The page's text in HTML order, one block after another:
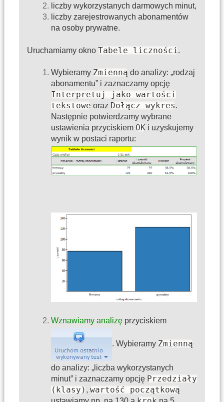
liczby wykorzystanych darmowych minut,
liczby zarejestrowanych abonamentów
na osoby prywatne.
Uruchamiamy okno Tabele liczności .
Wybieramy Zmienną do analizy: „rodzaj
abonamentu” i zaznaczamy opcję
Interpretuj jako wartości
tekstowe oraz Dołącz wykres.
Następnie potwierdzamy wybrane
ustawienia przyciskiem OK i uzyskujemy
wynik w postaci raportu:
Wznawiamy analizęprzyciskiem
. Wybieramy Zmienną
do analizy: „liczba wykorzystanych
minut” i zaznaczamy opcję Przedziały
(klasy) , wartość początkową